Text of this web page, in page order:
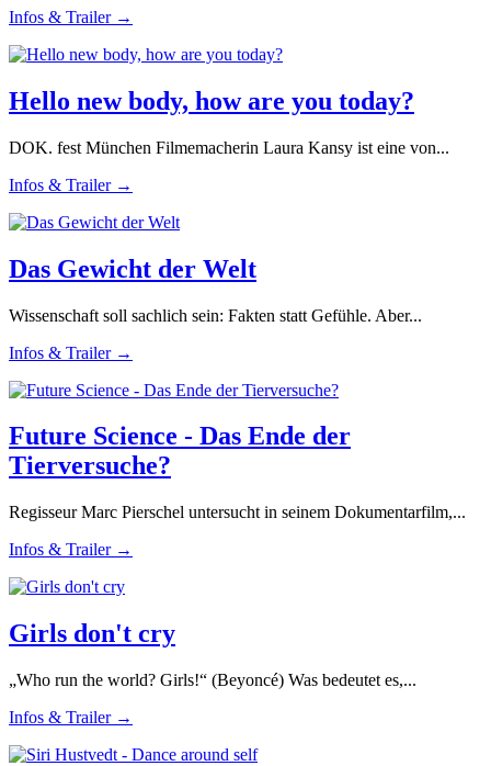
Infos & Trailer →
Hello new body, how are you today?
DOK. fest München Filmemacherin Laura Kansy ist eine von...
Infos & Trailer →
Das Gewicht der Welt
Wissenschaft soll sachlich sein: Fakten statt Gefühle. Aber...
Infos & Trailer →
Future Science - Das Ende der
Tierversuche?
Regisseur Marc Pierschel untersucht in seinem Dokumentarfilm,...
Infos & Trailer →
Girls don't cry
„Who run the world? Girls!“ (Beyoncé) Was bedeutet es,...
Infos & Trailer →